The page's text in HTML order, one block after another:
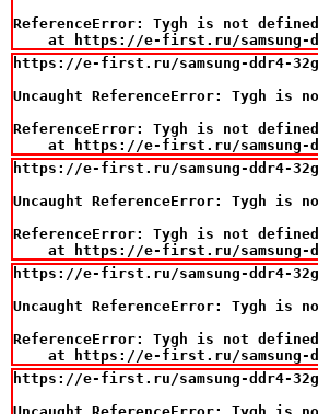
ReferenceError: Tygh is not defined
at https://e-first.ru/
https://e-first.ru/samsung-ddr4-32gb-
Uncaught ReferenceError: Tygh is
ReferenceError: Tygh is not defined
at https://e-first.ru/
https://e-first.ru/samsung-ddr4-32gb-
Uncaught ReferenceError: Tygh is
ReferenceError: Tygh is not defined
at https://e-first.ru/
https://e-first.ru/samsung-ddr4-32gb-
Uncaught ReferenceError: Tygh is
ReferenceError: Tygh is not defined
at https://e-first.ru/
https://e-first.ru/samsung-ddr4-32gb-